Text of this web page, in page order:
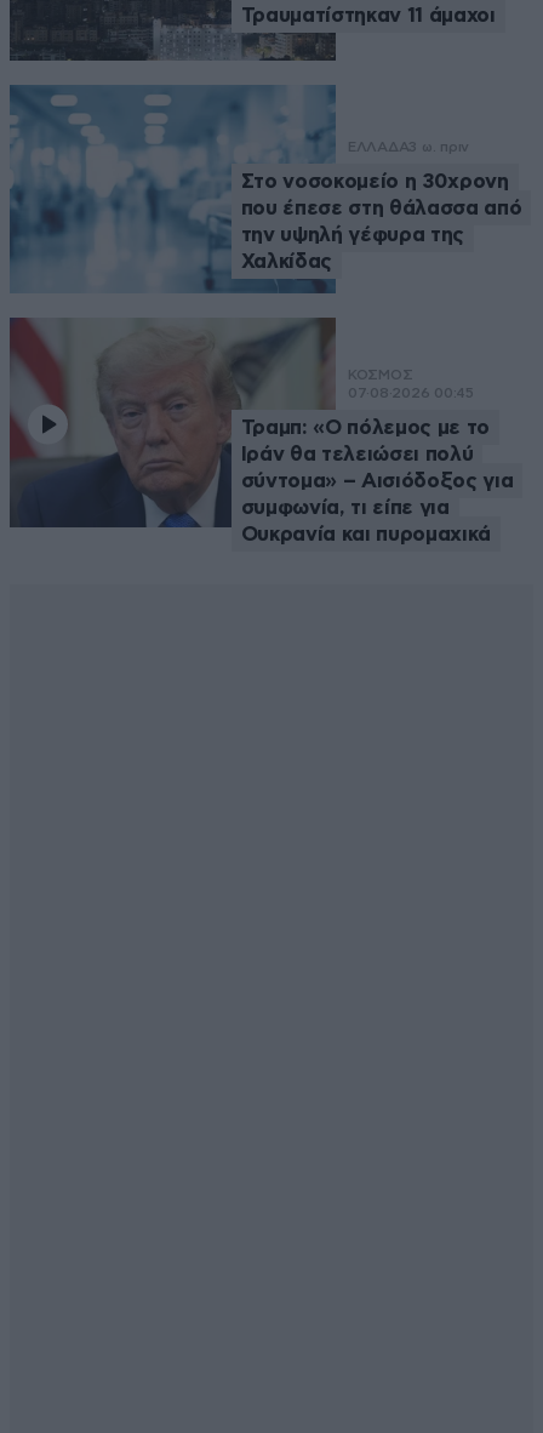
Τραυματίστηκαν 11 άμαχοι
ΕΛΛΑΔΑ3 ω. πριν
Στο νοσοκομείο η 30χρονη
που έπεσε στη θάλασσα από
την υψηλή γέφυρα της
Χαλκίδας
ΚΟΣΜΟΣ
07·08·2026 00:45
Τραμπ: «Ο πόλεμος με το
Ιράν θα τελειώσει πολύ
σύντομα» – Αισιόδοξος για
συμφωνία, τι είπε για
Ουκρανία και πυρομαχικά